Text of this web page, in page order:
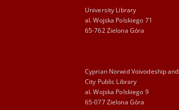
University Library
al. Wojska Polskiego 71
65-762 Zielona Góra
Cyprian Norwid Voivodeship and
City Public Library
al. Wojska Polskiego 9
65-077 Zielona Góra